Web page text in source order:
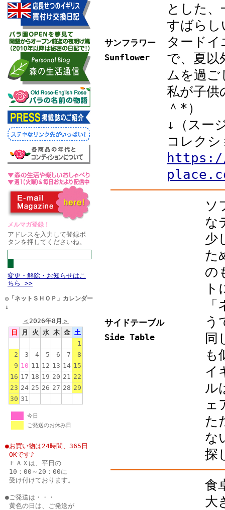
メルマガ登録！
アドレスを入力して登録ボ
タンを押してくださいね。
変更・解除・お知らせはこ
ちら >>
◎「ネットＳＨＯＰ」カレンダー
↓
＜ 2026年8月 ＞
日
月 火 水 木 金 土
1
2
3 4 5 6 7
8
9 10 11 12 13 14 15
16 17 18 19 20 21 22
23 24 25 26 27 28 29
30 31
今日
ご発送のお休み日
●お買い物は24時間、365日
OKです♪
ＦＡＸは、平日の
10：00～20：00に
受け付けております。
●ご発送は・・・
黄色の日は、ご発送が
サンフラワー
Sunflower
とした
すばらし
タード
で、夏以
ムを過
私が子供
＾*）
↓（スー
コレク
https://
サイドテーブル
Side Table
ソ
な
少
た
の
う
同
も
イ
ル
ェ
た
な
探
食
大